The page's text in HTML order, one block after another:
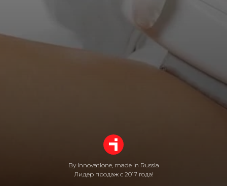
By Innovatione, made in Russia
Лидер продаж с 2017 года!